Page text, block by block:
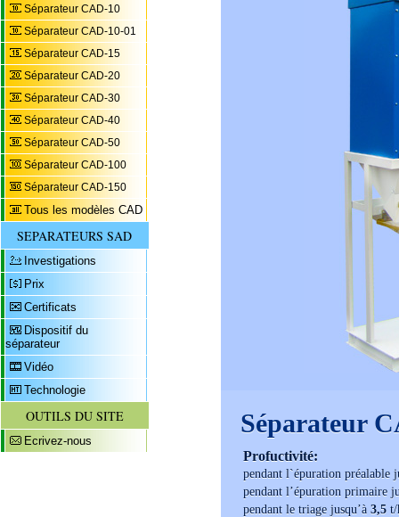
Séparateur CAD-10
Séparateur CAD-10-01
Séparateur CAD-15
Séparateur CAD-20
Séparateur CAD-30
Séparateur CAD-40
Séparateur CAD-50
Séparateur CAD-100
Séparateur CAD-150
Tous les modèles CAD
SEPARATEURS SAD
Investigations
Prix
Certificats
Dispositif du
séparateur
Vidéo
Technologie
OUTILS DU SITE
Ecrivez-nous
Séparateur
Profuctivité:
pendant l`épuration préalable
pendant l’épuration primaire
pendant le triage jusqu’à3,5 t/